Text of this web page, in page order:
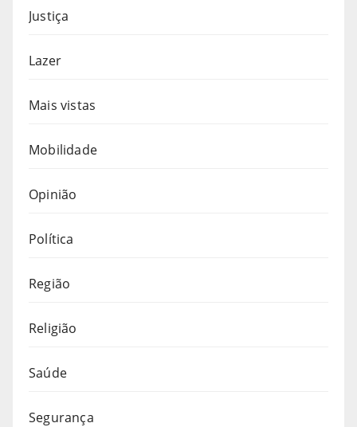
Justiça
Lazer
Mais vistas
Mobilidade
Opinião
Política
Região
Religião
Saúde
Segurança